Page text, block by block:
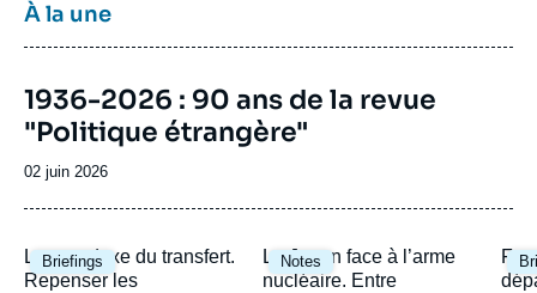
Titre
bloc
la
une
À la une
Image
de
couverture
la
1936-2026 : 90 ans de la revue
"Politique étrangère"
Date
02 juin 2026
Briefings
Image
principale
Le paradoxe du transfert.
Repenser les
Notes
Image
principale
Le Japon face à l’arme
nucléaire. Entre